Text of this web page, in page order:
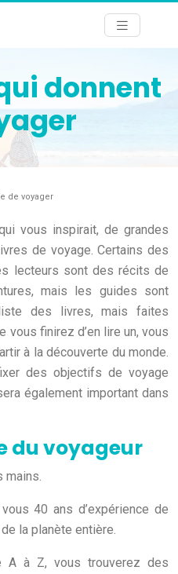
donnent
de voyager
vous inspirait, de grandes
de voyage. Certains des
lecteurs sont des récits de
mais les guides sont
des livres, mais faites
vous finirez d’en lire un, vous
à la découverte du monde.
des objectifs de voyage
également important dans
du voyageur
mains.
40 ans d’expérience de
la planète entière.
A à Z, vous trouverez des